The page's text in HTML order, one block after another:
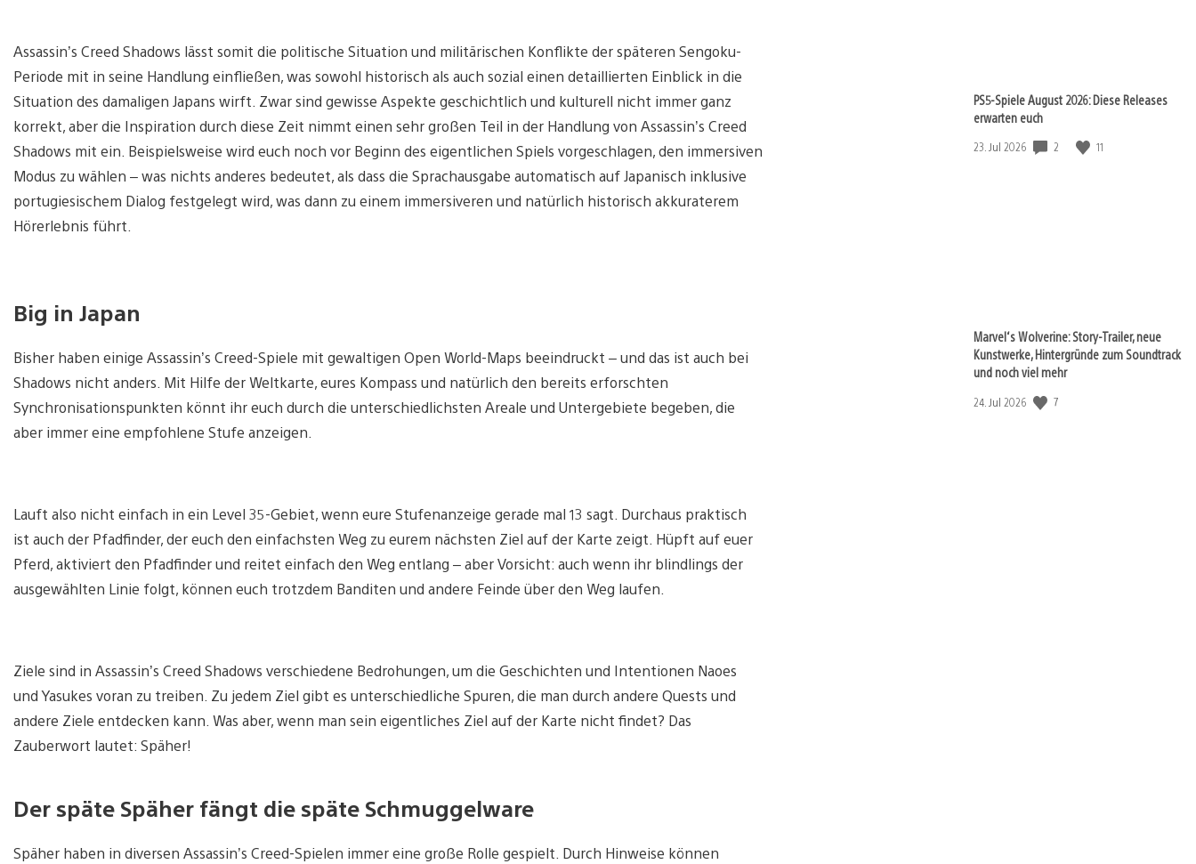
Assassin’s Creed Shadows lässt somit die politische Situation und militärischen Konflikte der späteren Sengoku-
Periode mit in seine Handlung einfließen, was sowohl historisch als auch sozial einen detaillierten Einblick in die
Situation des damaligen Japans wirft. Zwar sind gewisse Aspekte geschichtlich und kulturell nicht immer ganz
korrekt, aber die Inspiration durch diese Zeit nimmt einen sehr großen Teil in der Handlung von Assassin’s Creed
Shadows mit ein. Beispielsweise wird euch noch vor Beginn des eigentlichen Spiels vorgeschlagen, den immersiven
Modus zu wählen – was nichts anderes bedeutet, als dass die Sprachausgabe automatisch auf Japanisch inklusive
portugiesischem Dialog festgelegt wird, was dann zu einem immersiveren und natürlich historisch akkuraterem
Hörerlebnis führt.
Big in Japan
Bisher haben einige Assassin’s Creed-Spiele mit gewaltigen Open World-Maps beeindruckt – und das ist auch bei
Shadows nicht anders. Mit Hilfe der Weltkarte, eures Kompass und natürlich den bereits erforschten
Synchronisationspunkten könnt ihr euch durch die unterschiedlichsten Areale und Untergebiete begeben, die
aber immer eine empfohlene Stufe anzeigen.
Lauft also nicht einfach in ein Level 35-Gebiet, wenn eure Stufenanzeige gerade mal 13 sagt. Durchaus praktisch
ist auch der Pfadfinder, der euch den einfachsten Weg zu eurem nächsten Ziel auf der Karte zeigt. Hüpft auf euer
Pferd, aktiviert den Pfadfinder und reitet einfach den Weg entlang – aber Vorsicht: auch wenn ihr blindlings der
ausgewählten Linie folgt, können euch trotzdem Banditen und andere Feinde über den Weg laufen.
Ziele sind in Assassin’s Creed Shadows verschiedene Bedrohungen, um die Geschichten und Intentionen Naoes
und Yasukes voran zu treiben. Zu jedem Ziel gibt es unterschiedliche Spuren, die man durch andere Quests und
andere Ziele entdecken kann. Was aber, wenn man sein eigentliches Ziel auf der Karte nicht findet? Das
Zauberwort lautet: Späher!
Der späte Späher fängt die späte Schmuggelware
Späher haben in diversen Assassin’s Creed-Spielen immer eine große Rolle gespielt. Durch Hinweise können
PS5-Spiele August 2026: Diese Releases
erwarten euch
Veröffentlichungsdatum:
23. Jul 2026 2 11
Marvel‘s Wolverine: Story-Trailer, neue
Kunstwerke, Hintergründe zum Soundtrack
und noch viel mehr
Veröffentlichungsdatum:
24. Jul 2026 7